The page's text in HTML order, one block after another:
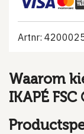
Artnr:
Waarom
IKAPÉ